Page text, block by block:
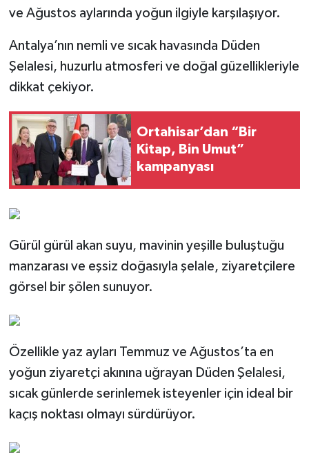
ve Ağustos aylarında yoğun ilgiyle karşılaşıyor.
Antalya’nın nemli ve sıcak havasında Düden
Şelalesi, huzurlu atmosferi ve doğal güzellikleriyle
dikkat çekiyor.
Ortahisar’dan “Bir
Kitap, Bin Umut”
kampanyası
Gürül gürül akan suyu, mavinin yeşille buluştuğu
manzarası ve eşsiz doğasıyla şelale, ziyaretçilere
görsel bir şölen sunuyor.
Özellikle yaz ayları Temmuz ve Ağustos’ta en
yoğun ziyaretçi akınına uğrayan Düden Şelalesi,
sıcak günlerde serinlemek isteyenler için ideal bir
kaçış noktası olmayı sürdürüyor.